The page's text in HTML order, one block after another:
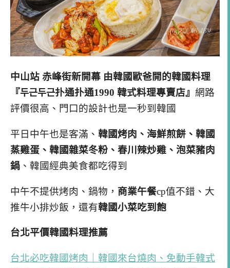
中山站 赤峰街新開幕 由韓國歐爸開的韓國料理
『두근두근扑通扑通1990 韓式料理專賣店』 網路
評價很高、門口的設計也是一秒到韓國
平日中午也是客滿、 韓國烤肉、海鮮煎餅、韓國
蒸雞蛋、韓國雜菜冬粉、春川辣炒雞、泡菜豬肉
鍋 、韓國經典美食都吃得到
中午不提供烤肉、鍋物， 商業午餐cp值不錯、大
推牛小排炒飯，還有韓國小菜吃到飽
台北平價韓國料理推薦
台北必吃韓國烤肉｜韓國來台燒肉、免動手韓式